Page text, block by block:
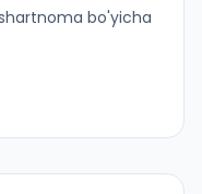
bo'yicha